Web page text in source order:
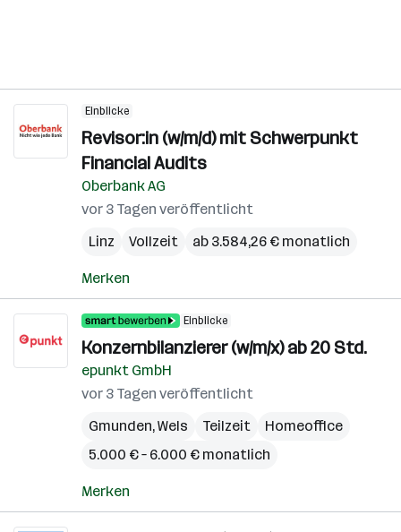
Einblicke
Revisor:in (w/m/d) mit Schwerpunkt
Financial Audits
Oberbank AG
vor 3 Tagen veröffentlicht
Linz
Vollzeit ab 3.584,26 € monatlich
Merken
Einblicke
Konzernbilanzierer (w/m/x) ab 20 Std.
epunkt GmbH
vor 3 Tagen veröffentlicht
Gmunden,Wels Teilzeit
Homeoffice
5.000 € – 6.000 € monatlich
Merken